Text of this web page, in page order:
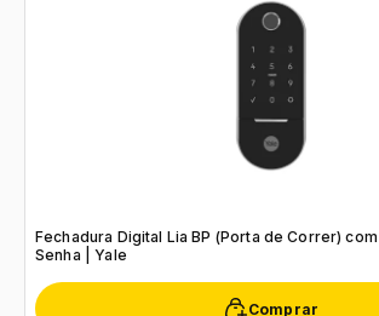
Fechadura Digital Lia BP (Porta de Correr)
Senha | Yale
Comprar